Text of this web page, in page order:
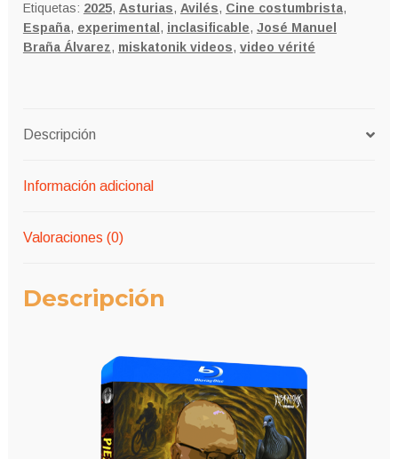
Etiquetas: 2025, Asturias, Avilés, Cine costumbrista,
España, experimental , inclasificable, José Manuel
Braña Álvarez, miskatonik videos, video vérité
Descripción
Información adicional
Valoraciones (0)
Descripción